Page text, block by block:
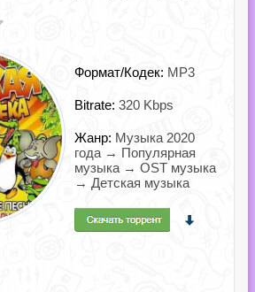
Формат/Кодек: MP3
Bitrate: 320 Kbps
Жанр: Музыка 2020
года → Популярная
музыка → OST музыка
→ Детская музыка